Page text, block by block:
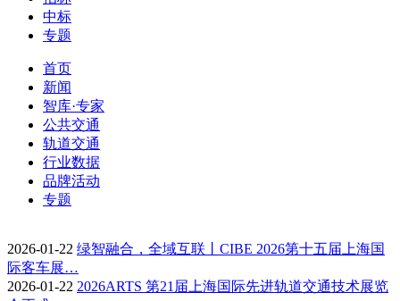
中标
专题
首页
新闻
智库·专家
公共交通
轨道交通
行业数据
品牌活动
专题
2026-01-22 绿智融合，全域互联丨CIBE 2026第十五届上海国
际客车展…
2026-01-22 2026ARTS 第21届上海国际先进轨道交通技术展览